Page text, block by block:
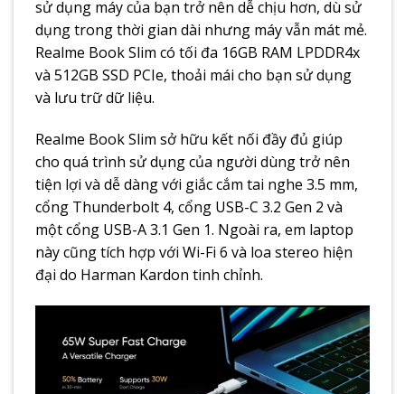
sử dụng máy của bạn trở nên dễ chịu hơn, dù sử
dụng trong thời gian dài nhưng máy vẫn mát mẻ.
Realme Book Slim có tối đa 16GB RAM LPDDR4x
và 512GB SSD PCIe, thoải mái cho bạn sử dụng
và lưu trữ dữ liệu.
Realme Book Slim sở hữu kết nối đầy đủ giúp
cho quá trình sử dụng của người dùng trở nên
tiện lợi và dễ dàng với giắc cắm tai nghe 3.5 mm,
cổng Thunderbolt 4, cổng USB-C 3.2 Gen 2 và
một cổng USB-A 3.1 Gen 1. Ngoài ra, em laptop
này cũng tích hợp với Wi-Fi 6 và loa stereo hiện
đại do Harman Kardon tinh chỉnh.